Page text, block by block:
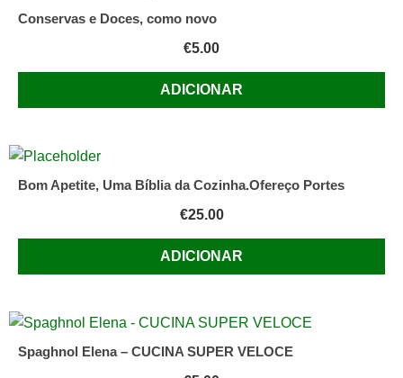
Conservas e Doces, como novo
€5.00
ADICIONAR
Bom Apetite, Uma Bíblia da Cozinha.Ofereço Portes
€25.00
ADICIONAR
Spaghnol Elena – CUCINA SUPER VELOCE